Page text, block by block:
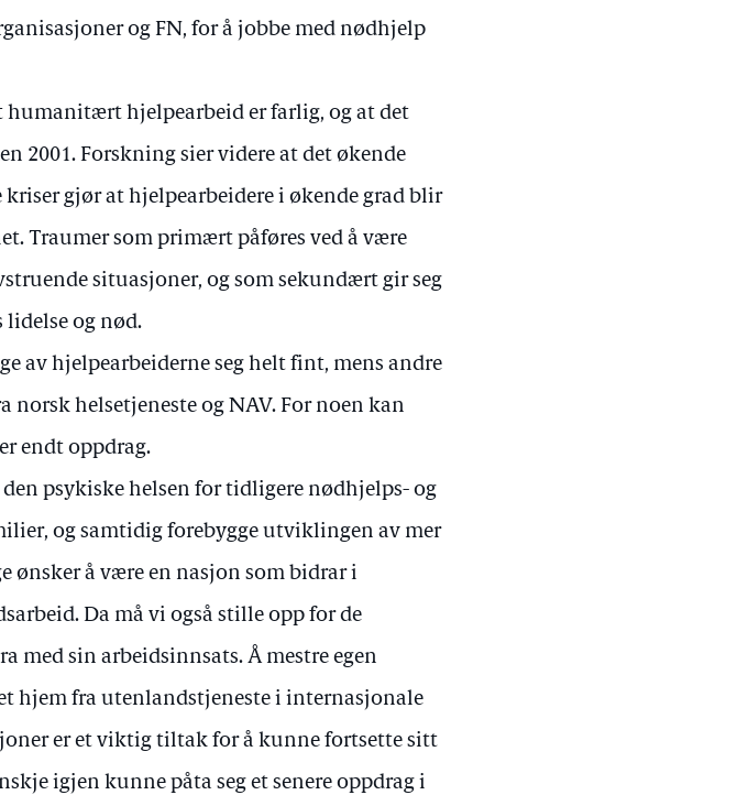
og FN, for å jobbe med nødhjelp
hjelpearbeid er farlig, og at det
2001. Forskning sier videre at det økende
gjør at hjelpearbeidere i økende grad blir
Traumer som primært påføres ved å være
situasjoner, og som sekundært gir seg
lidelse og nød.
av hjelpearbeiderne seg helt fint, mens andre
norsk helsetjeneste og NAV. For noen kan
endt oppdrag.
psykiske helsen for tidligere nødhjelps- og
og samtidig forebygge utviklingen av mer
ønsker å være en nasjon som bidrar i
Da må vi også stille opp for de
med sin arbeidsinnsats. Å mestre egen
hjem fra utenlandstjeneste i internasjonale
er et viktig tiltak for å kunne fortsette sitt
igjen kunne påta seg et senere oppdrag i